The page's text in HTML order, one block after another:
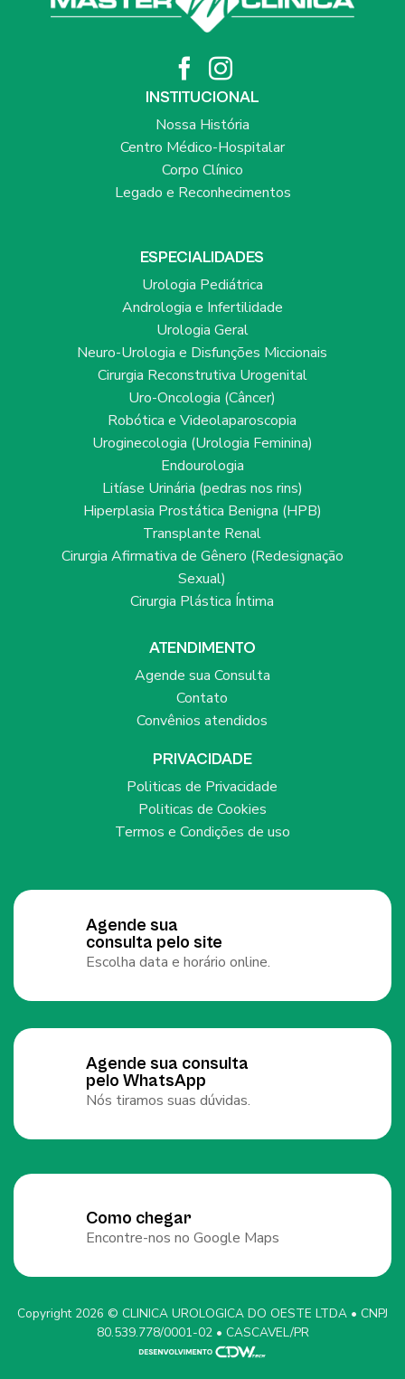
INSTITUCIONAL
Nossa História
Centro Médico-Hospitalar
Corpo Clínico
Legado e Reconhecimentos
ESPECIALIDADES
Urologia Pediátrica
Andrologia e Infertilidade
Urologia Geral
Neuro-Urologia e Disfunções Miccionais
Cirurgia Reconstrutiva Urogenital
Uro-Oncologia (Câncer)
Robótica e Videolaparoscopia
Uroginecologia (Urologia Feminina)
Endourologia
Litíase Urinária (pedras nos rins)
Hiperplasia Prostática Benigna (HPB)
Transplante Renal
Cirurgia Afirmativa de Gênero (Redesignação
Sexual)
Cirurgia Plástica Íntima
ATENDIMENTO
Agende sua Consulta
Contato
Convênios atendidos
PRIVACIDADE
Politicas de Privacidade
Politicas de Cookies
Termos e Condições de uso
Agende sua
consulta pelo site
Escolha data e horário online.
Agende sua consulta
pelo WhatsApp
Nós tiramos suas dúvidas.
Como chegar
Encontre-nos no Google Maps
Copyright 2026 © CLINICA UROLOGICA DO OESTE LTDA • CNPJ
80.539.778/0001-02 • CASCAVEL/PR